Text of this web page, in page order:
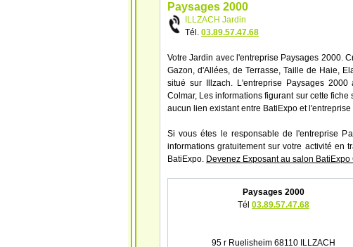
Paysages 2000
ILLZACH Jardin
Tél. 03.89.57.47.68
Votre Jardin avec l'entreprise Paysages 2000.
Gazon, d'Allées, de Terrasse, Taille de Haie,
situé sur Illzach. L'entreprise Paysages
Colmar, Les informations figurant sur cette
aucun lien existant entre BatiExpo et
Si vous étes le responsable de l'entreprise
informations gratuitement sur votre activité en
BatiExpo. Devenez Exposant au salon BatiExpo
Paysages 2000
Tél 03.89.57.47.68
95 r Ruelisheim 68110 ILLZACH